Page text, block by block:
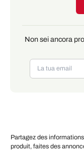
Non sei ancora
Partagez des
produit, faites des